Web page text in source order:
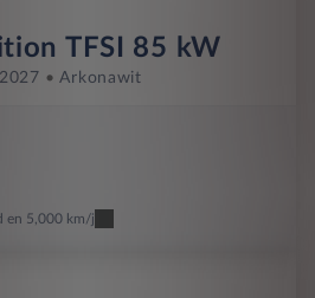
TFSI 85 kW
2027 Arkonawit
en 5,000 km/j